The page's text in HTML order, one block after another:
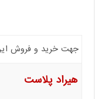
جهت خرید و فروش این
هیراد پلاست